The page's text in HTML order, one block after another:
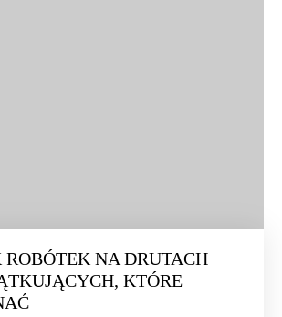
NA DRUTACH
KTÓRE